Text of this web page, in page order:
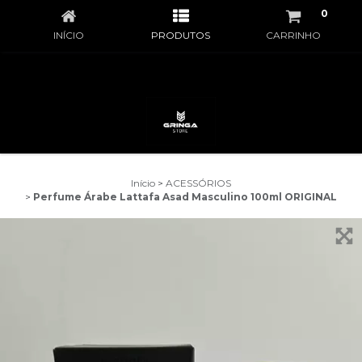
INÍCIO PRODUTOS CARRINHO
0
Início > ACESSÓRIOS
> Perfume Árabe Lattafa Asad Masculino 100ml ORIGINAL